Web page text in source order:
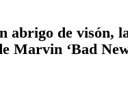
abrigo de visón,
Marvin ‘Bad